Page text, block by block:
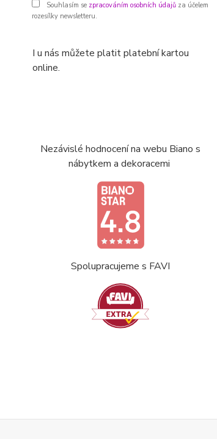
Souhlasím se zpracováním osobních údajů za účelem
rozesílky newsletteru.
I u nás můžete platit platební kartou
online.
Nezávislé hodnocení na webu Biano s
nábytkem a dekoracemi
Spolupracujeme s FAVI